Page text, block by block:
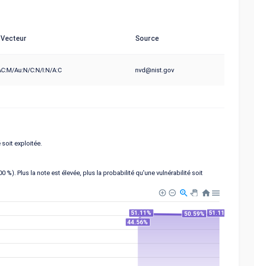
Vecteur Source
Au:N/C:N/I:N/A:C nvd@nist.gov
soit exploitée.
%). Plus la note est élevée, plus la probabilité qu'une vulnérabilité soit
44.56%
51.11% 50.59% 51.11%